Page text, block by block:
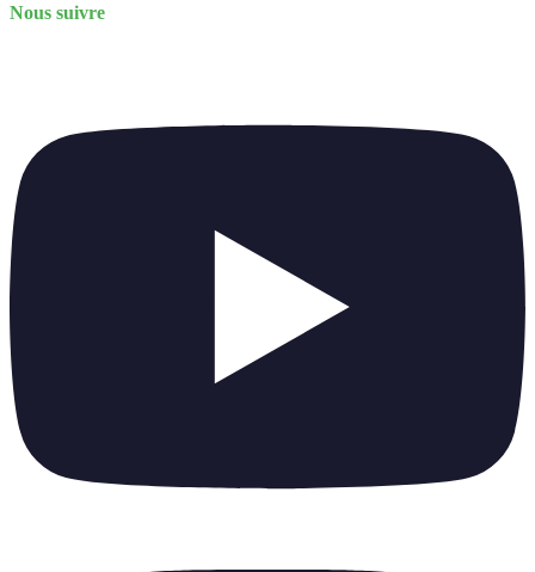
Nous suivre